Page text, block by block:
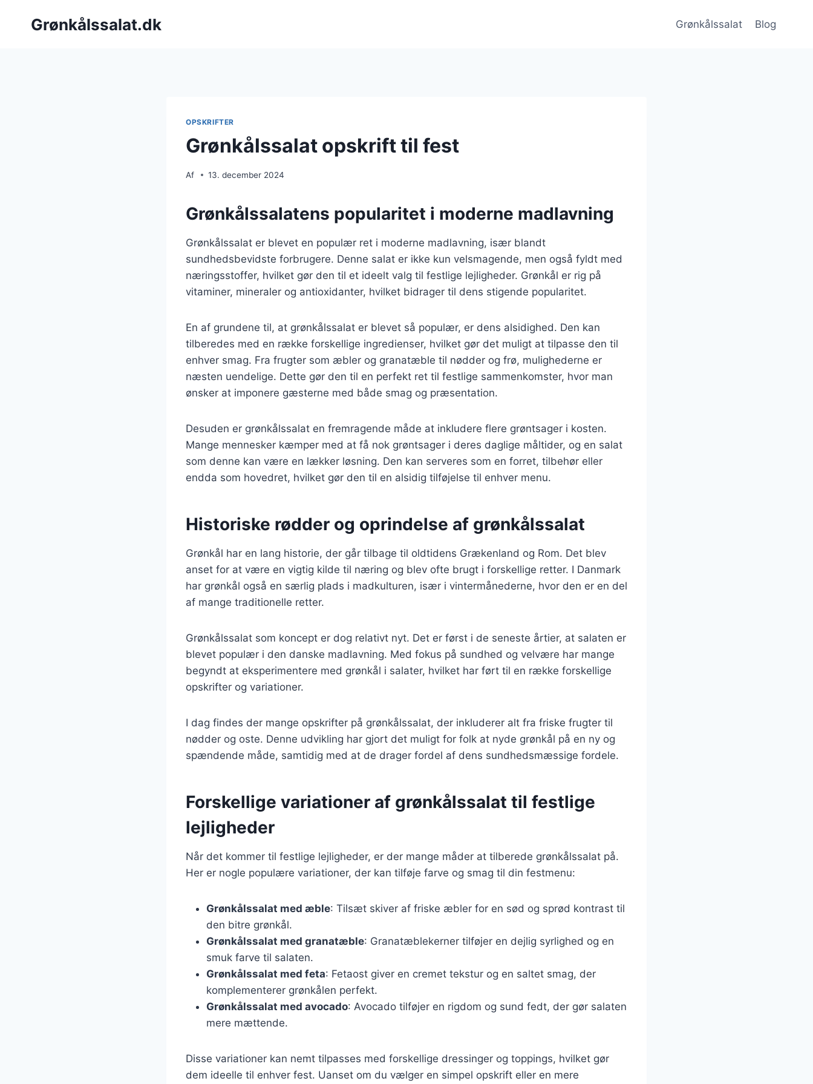
Grønkålssalat.dk Grønkålssalat Blog
OPSKRIFTER
Grønkålssalat opskrift til fest
Af 13. december 2024
Grønkålssalatens popularitet i moderne madlavning
Grønkålssalat er blevet en populær ret i moderne madlavning, især blandt
sundhedsbevidste forbrugere. Denne salat er ikke kun velsmagende, men også fyldt med
næringsstoffer, hvilket gør den til et ideelt valg til festlige lejligheder. Grønkål er rig på
vitaminer, mineraler og antioxidanter, hvilket bidrager til dens stigende popularitet.
En af grundene til, at grønkålssalat er blevet så populær, er dens alsidighed. Den kan
tilberedes med en række forskellige ingredienser, hvilket gør det muligt at tilpasse den til
enhver smag. Fra frugter som æbler og granatæble til nødder og frø, mulighederne er
næsten uendelige. Dette gør den til en perfekt ret til festlige sammenkomster, hvor man
ønsker at imponere gæsterne med både smag og præsentation.
Desuden er grønkålssalat en fremragende måde at inkludere flere grøntsager i kosten.
Mange mennesker kæmper med at få nok grøntsager i deres daglige måltider, og en salat
som denne kan være en lækker løsning. Den kan serveres som en forret, tilbehør eller
endda som hovedret, hvilket gør den til en alsidig tilføjelse til enhver menu.
Historiske rødder og oprindelse af grønkålssalat
Grønkål har en lang historie, der går tilbage til oldtidens Grækenland og Rom. Det blev
anset for at være en vigtig kilde til næring og blev ofte brugt i forskellige retter. I Danmark
har grønkål også en særlig plads i madkulturen, især i vintermånederne, hvor den er en del
af mange traditionelle retter.
Grønkålssalat som koncept er dog relativt nyt. Det er først i de seneste årtier, at salaten er
blevet populær i den danske madlavning. Med fokus på sundhed og velvære har mange
begyndt at eksperimentere med grønkål i salater, hvilket har ført til en række forskellige
opskrifter og variationer.
I dag findes der mange opskrifter på grønkålssalat, der inkluderer alt fra friske frugter til
nødder og oste. Denne udvikling har gjort det muligt for folk at nyde grønkål på en ny og
spændende måde, samtidig med at de drager fordel af dens sundhedsmæssige fordele.
Forskellige variationer af grønkålssalat til festlige
lejligheder
Når det kommer til festlige lejligheder, er der mange måder at tilberede grønkålssalat på.
Her er nogle populære variationer, der kan tilføje farve og smag til din festmenu:
Grønkålssalat med æble: Tilsæt skiver af friske æbler for en sød og sprød kontrast til
den bitre grønkål.
Grønkålssalat med granatæble: Granatæblekerner tilføjer en dejlig syrlighed og en
smuk farve til salaten.
Grønkålssalat med feta: Fetaost giver en cremet tekstur og en saltet smag, der
komplementerer grønkålen perfekt.
Grønkålssalat med avocado: Avocado tilføjer en rigdom og sund fedt, der gør salaten
mere mættende.
Disse variationer kan nemt tilpasses med forskellige dressinger og toppings, hvilket gør
dem ideelle til enhver fest. Uanset om du vælger en simpel opskrift eller en mere